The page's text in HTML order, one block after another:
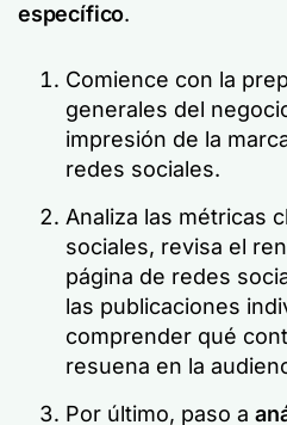
específico.
Comience con la
generales del
impresión de la
redes sociales.
Analiza las métricas
sociales, revisa el
página de redes
las publicaciones
comprender qué
resuena en la
Por último, paso a